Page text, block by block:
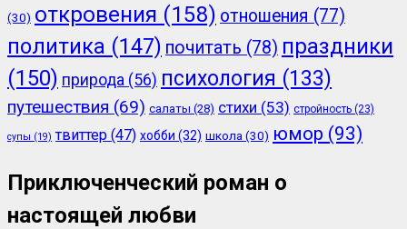
(30) откровения (158) отношения (77)
политика (147) почитать (78) праздники
(150) природа (56) психология (133)
путешествия (69) салаты (28) стихи (53) стройность (23)
супы (19) твиттер (47) хобби (32) школа (30) юмор (93)
Приключенческий роман о
настоящей любви